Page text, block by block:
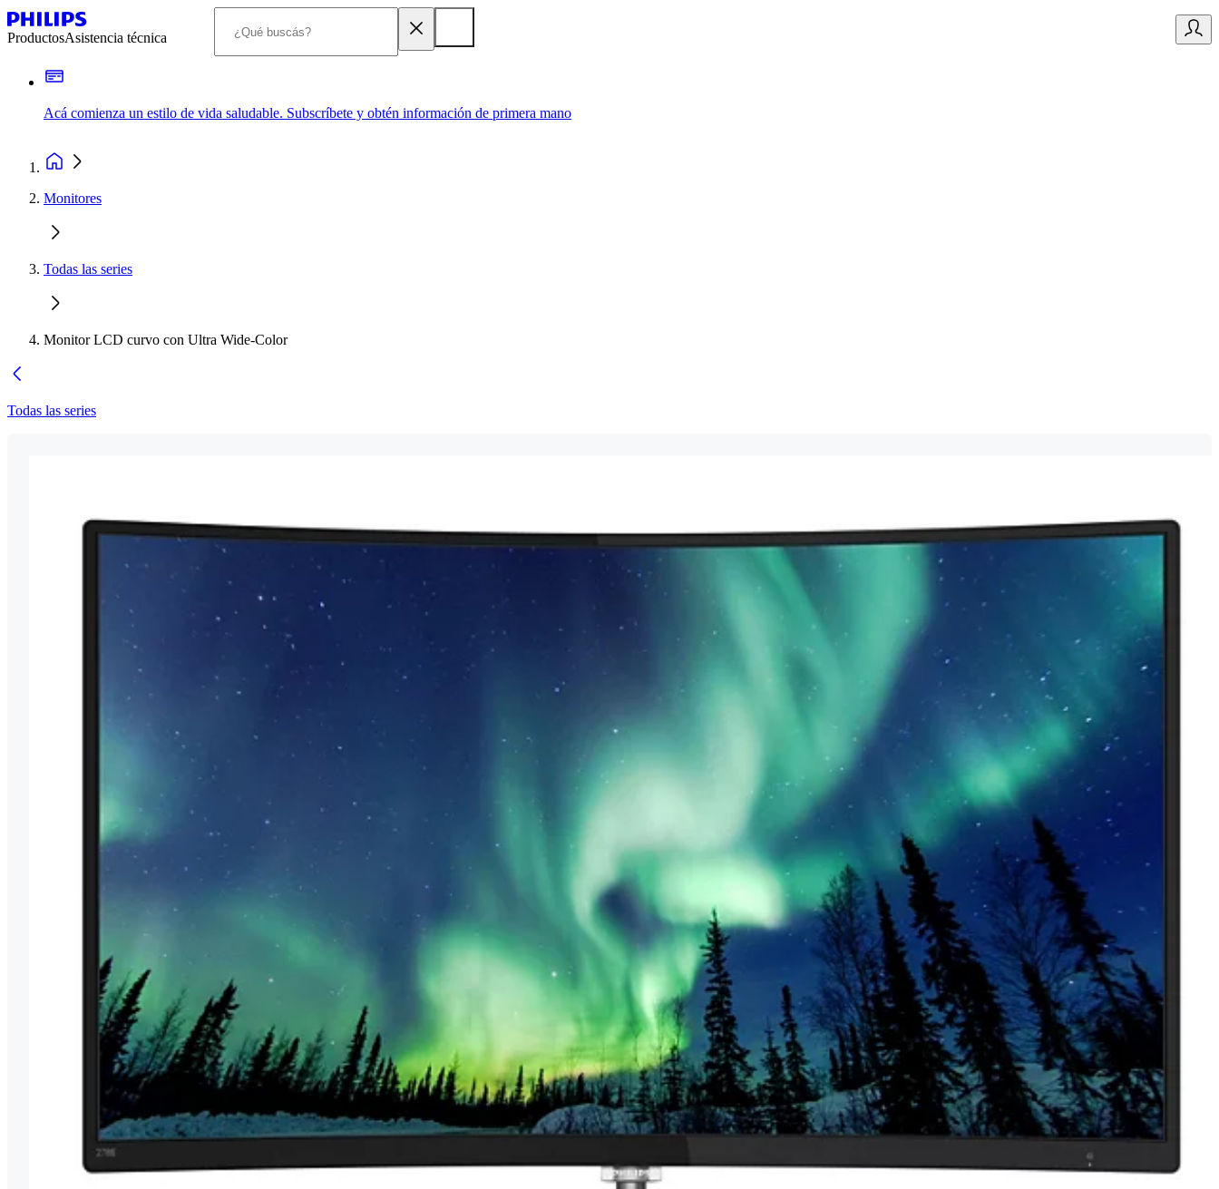
ProductosAsistencia técnica
Acá comienza un estilo de vida saludable. Subscríbete y obtén información de primera mano
Monitores
Todas las series
Monitor LCD curvo con Ultra Wide-Color
Todas las series